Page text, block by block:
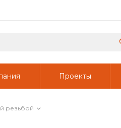
Проекты
резьбой